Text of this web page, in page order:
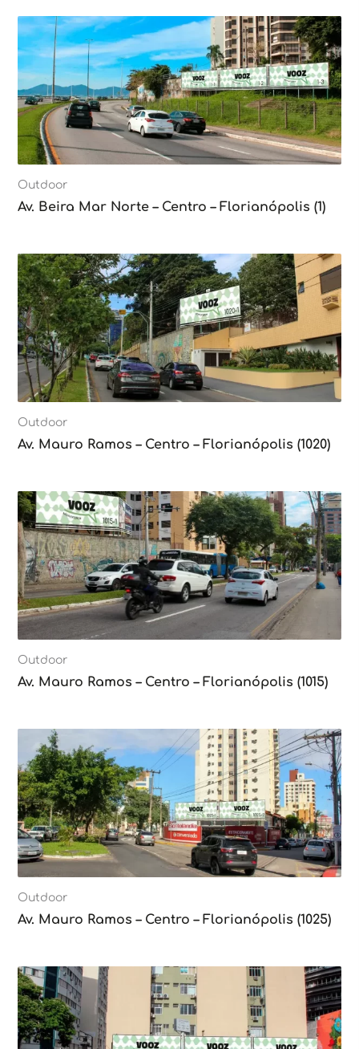
Outdoor
Av. Beira Mar Norte – Centro – Florianópolis (1)
Outdoor
Av. Mauro Ramos – Centro – Florianópolis (1020)
Outdoor
Av. Mauro Ramos – Centro – Florianópolis (1015)
Outdoor
Av. Mauro Ramos – Centro – Florianópolis (1025)